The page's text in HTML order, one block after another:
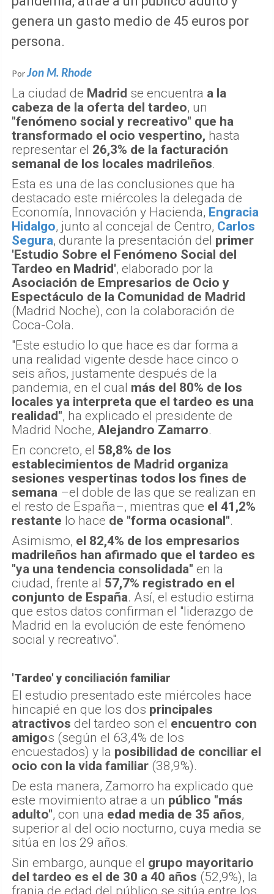
genera un gasto medio de 45 euros por
persona.
PorJon M. Rhode
La ciudad de Madrid se encuentra a la
cabeza de la oferta del tardeo, un
"fenómeno social y recreativo" que ha
transformado el ocio vespertino, hasta
representar el 26,3% de la facturación
semanal de los locales madrileños.
Esta es una de las conclusiones que ha
destacado este miércoles la delegada de
Economía, Innovación y Hacienda, Engracia
Hidalgo, junto al concejal de Centro, Carlos
Segura, durante la presentación del primer
'Estudio Sobre el Fenómeno Social del
Tardeo en Madrid', elaborado por la
Asociación de Empresarios de Ocio y
Espectáculo de la Comunidad de Madrid
(Madrid Noche), con la colaboración de
Coca-Cola.
"Este estudio lo que hace es dar forma a
una realidad vigente desde hace cinco o
seis años, justamente después de la
pandemia, en el cual más del 80% de los
locales ya interpreta que el tardeo es una
realidad", ha explicado el presidente de
Madrid Noche, Alejandro Zamarro.
En concreto, el 58,8% de los
establecimientos de Madrid organiza
sesiones vespertinas todos los fines de
semana –el doble de las que se realizan en
el resto de España–, mientras que el 41,2%
restante lo hace de "forma ocasional".
Asimismo, el 82,4% de los empresarios
madrileños han afirmado que el tardeo es
"ya una tendencia consolidada" en la
ciudad, frente al 57,7% registrado en el
conjunto de España. Así, el estudio estima
que estos datos confirman el "liderazgo de
Madrid en la evolución de este fenómeno
social y recreativo".
'Tardeo' y conciliación familiar
El estudio presentado este miércoles hace
hincapié en que los dos principales
atractivos del tardeo son el encuentro con
amigos (según el 63,4% de los
encuestados) y la posibilidad de conciliar el
ocio con la vida familiar (38,9%).
De esta manera, Zamorro ha explicado que
este movimiento atrae a un público "más
adulto", con una edad media de 35 años,
superior al del ocio nocturno, cuya media se
sitúa en los 29 años.
Sin embargo, aunque el grupo mayoritario
del tardeo es el de 30 a 40 años (52,9%), la
franja de edad del público se sitúa entre los